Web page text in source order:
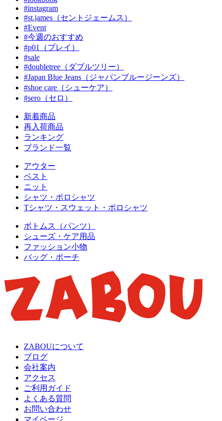
#instagram
#st.james（セントジェームス）
#Event
#今週のおすすめ
#p01（プレイ）
#sale
#doubletree（ダブルツリー）
#Japan Blue Jeans（ジャパンブルージーンズ）
#shoe care（シューケア）
#sero（セロ）
新着商品
再入荷商品
ランキング
ブランド一覧
アウター
ベスト
ニット
シャツ・ポロシャツ
Tシャツ・スウェット・ポロシャツ
ボトムス（パンツ）
シューズ・ケア用品
ファッション小物
バッグ・ポーチ
ZABOUについて
ブログ
会社案内
アクセス
ご利用ガイド
よくある質問
お問い合わせ
マイページ